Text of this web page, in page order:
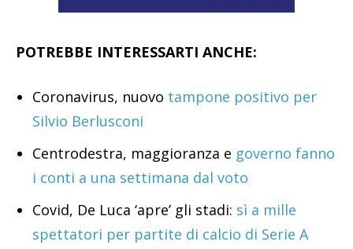
POTREBBE INTERESSARTI ANCHE:
Coronavirus, nuovo tampone positivo per
Silvio Berlusconi
Centrodestra, maggioranza e governo fanno
i conti a una settimana dal voto
Covid, De Luca ‘apre’ gli stadi: sì a mille
spettatori per partite di calcio di Serie A